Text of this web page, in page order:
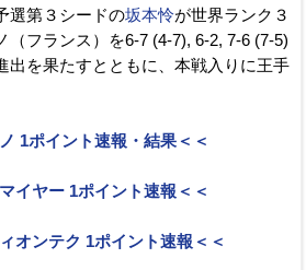
選第３シードの坂本怜が世界ランク３
（フランス）を6-7 (4-7), 6-2, 7-6 (7-5)
出を果たすとともに、本戦入りに王手
1ポイント速報・結果＜＜
イヤー 1ポイント速報＜＜
オンテク 1ポイント速報＜＜